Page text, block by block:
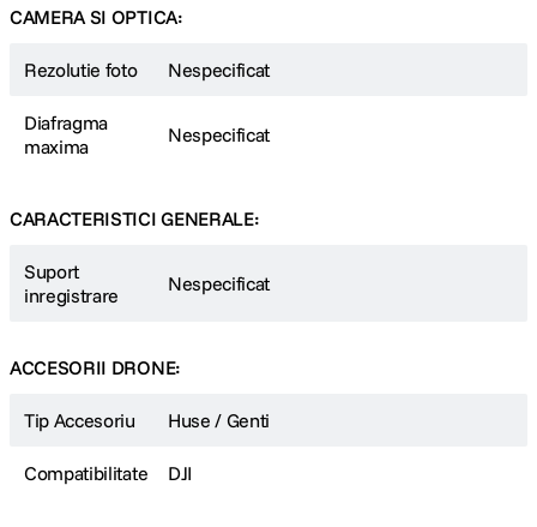
CAMERA SI OPTICA:
Rezolutie foto Nespecificat
Diafragma
maxima
Nespecificat
CARACTERISTICI GENERALE:
Suport
inregistrare
Nespecificat
ACCESORII DRONE:
Tip Accesoriu Huse / Genti
Compatibilitate DJI